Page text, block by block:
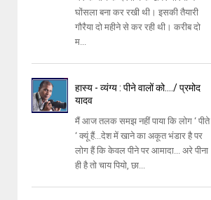
घोंसला बना कर रखी थी। इसकी तैयारी
गौरैया दो महीने से कर रही थी। करीब दो
म...
हास्य - व्यंग्य : पीने वालों को..../ प्रमोद
यादव
मैं आज तलक समझ नहीं पाया कि लोग ‘ पीते
‘ क्यूं हैं...देश में खाने का अकूत भंडार है पर
लोग हैं कि केवल पीने पर आमादा... अरे पीना
ही है तो चाय पियो, छा...